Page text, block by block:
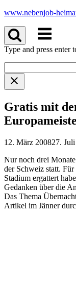
Skip
content
www.nebenjob-
Menu
Type and press enter
Gratis mit
12. März 200827.
Nur noch drei
der Schweiz statt.
Stadium ergattert
Gedanken über die
Das Thema
Artikel im Jänner